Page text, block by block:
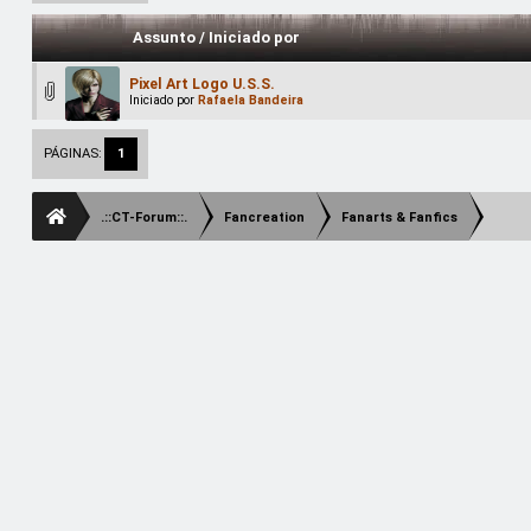
Assunto/Iniciado por
Pixel Art Logo U.S.S.
Iniciado por Rafaela Bandeira
PÁGINAS: 1
.::CT-Forum::. Fancreation Fanarts & Fanfics